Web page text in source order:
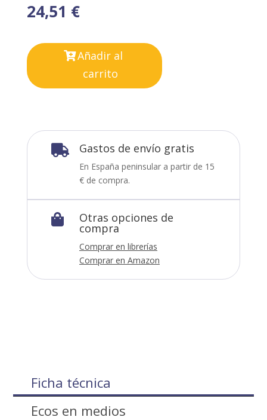
24,51 €
Añadir al
carrito
 Gastos de envío gratis
En España peninsular a partir de 15
€ de compra.
 Otras opciones de
compra
Comprar en librerías
Comprar en Amazon
Ficha técnica
Ecos en medios